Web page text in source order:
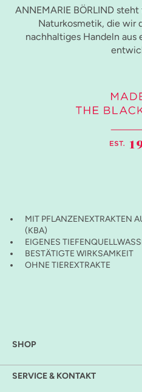
ANNEMARIE BÖRLIND
Naturkosmetik, die wir
nachhaltiges Handeln
MIT PFLANZENEXTRAKTEN
(KBA)
EIGENES
BESTÄTIGTE WIRKSAMKEIT
OHNE TIEREXTRAKTE
SHOP
SERVICE & KONTAKT